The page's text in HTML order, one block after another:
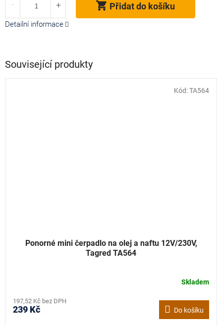
Přidat do košíku
Detailní informace
Související produkty
Ponorné mini čerpadlo na olej a naftu 12V/230V,
Tagred TA564
Skladem
197,52 Kč bez DPH
239 Kč Do košíku
Kód:TA564